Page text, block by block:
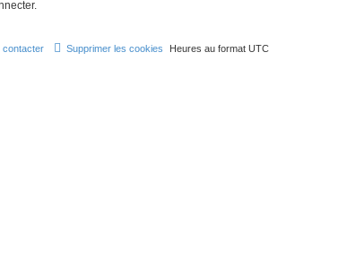
Heures au format UTC
Supprimer les cookies
contacter